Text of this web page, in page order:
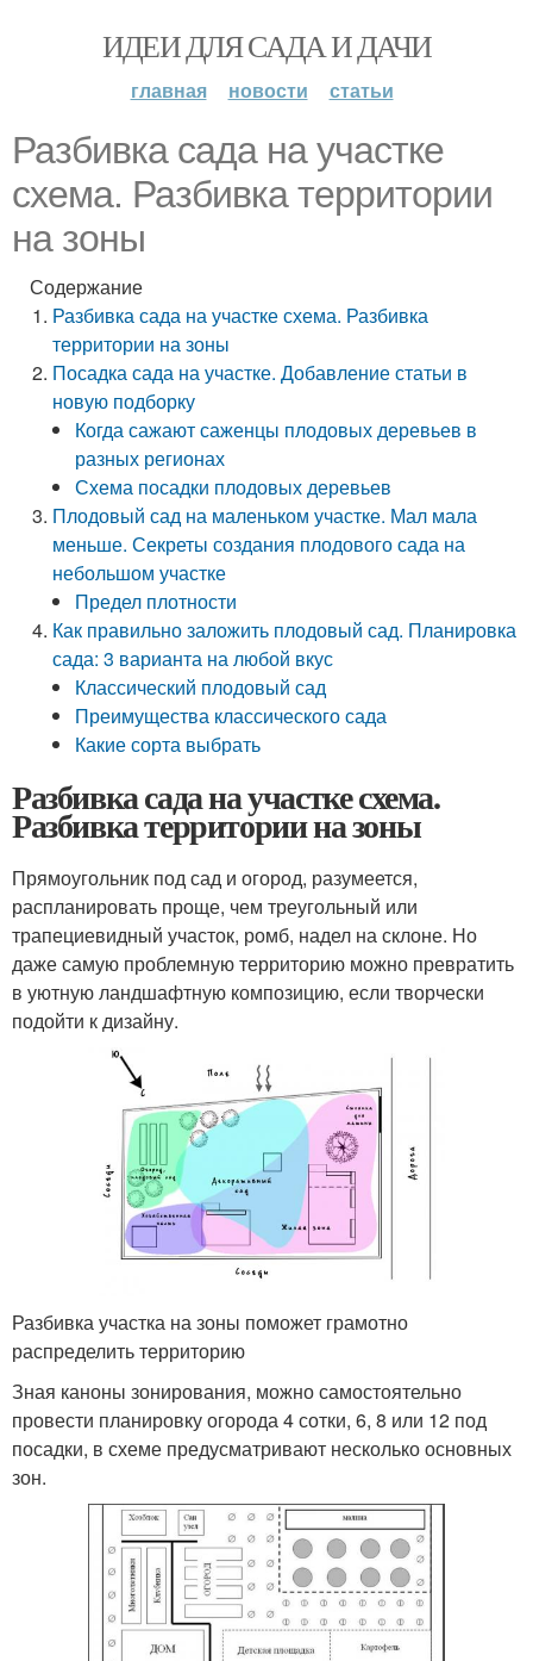
ИДЕИ ДЛЯ САДА И ДАЧИ
главная новости статьи
Разбивка сада на участке
схема. Разбивка территории
на зоны
Содержание
Разбивка сада на участке схема. Разбивка
территории на зоны
Посадка сада на участке. Добавление статьи в
новую подборку
Когда сажают саженцы плодовых деревьев в
разных регионах
Схема посадки плодовых деревьев
Плодовый сад на маленьком участке. Мал мала
меньше. Секреты создания плодового сада на
небольшом участке
Предел плотности
Как правильно заложить плодовый сад. Планировка
сада: 3 варианта на любой вкус
Классический плодовый сад
Преимущества классического сада
Какие сорта выбрать
Разбивка сада на участке схема.
Разбивка территории на зоны
Прямоугольник под сад и огород, разумеется,
распланировать проще, чем треугольный или
трапециевидный участок, ромб, надел на склоне. Но
даже самую проблемную территорию можно превратить
в уютную ландшафтную композицию, если творчески
подойти к дизайну.
Разбивка участка на зоны поможет грамотно
распределить территорию
Зная каноны зонирования, можно самостоятельно
провести планировку огорода 4 сотки, 6, 8 или 12 под
посадки, в схеме предусматривают несколько основных
зон.